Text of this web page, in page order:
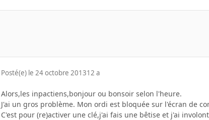
Posté(e) le 24 octobre 201312 a
Alors,les inpactiens,bonjour ou bonsoir selon l'heure.
J'ai un gros problème. Mon ordi est bloquée sur l'écran de
C'est pour (re)activer une clé,j'ai fais une bêtise et j'ai